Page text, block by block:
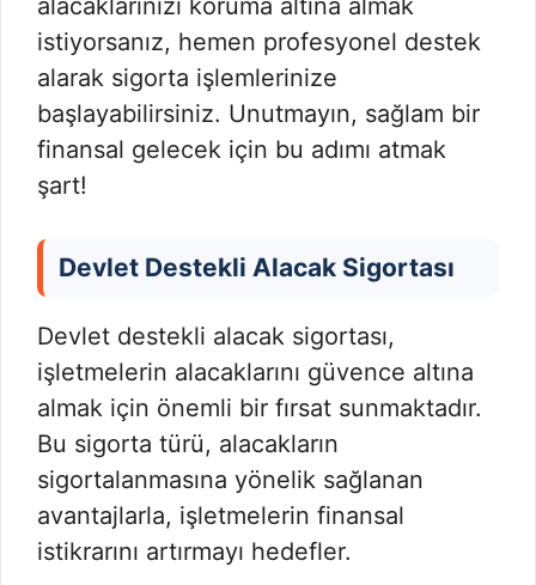
istiyorsanız, hemen profesyonel destek
alarak sigorta işlemlerinize
başlayabilirsiniz. Unutmayın, sağlam bir
finansal gelecek için bu adımı atmak
şart!
Devlet Destekli Alacak Sigortası
Devlet destekli alacak sigortası,
işletmelerin alacaklarını güvence altına
almak için önemli bir fırsat sunmaktadır.
Bu sigorta türü, alacakların
sigortalanmasına yönelik sağlanan
avantajlarla, işletmelerin finansal
istikrarını artırmayı hedefler.